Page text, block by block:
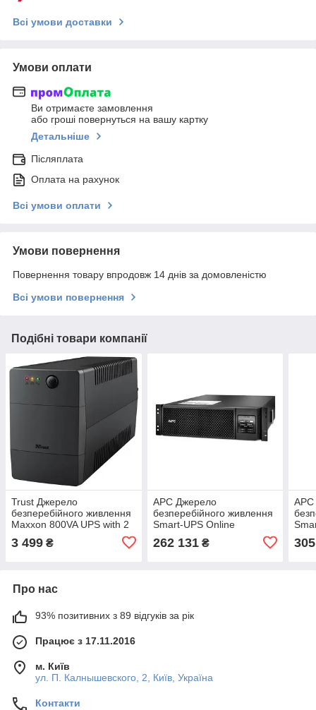
Всі умови доставки
Умови оплати
Ви отримаєте замовлення
або гроші повернуться на вашу картку
Детальніше
Післяплата
Оплата на рахунок
Всі умови оплати
Умови повернення
Повернення товару впродовж 14 днів за домовленістю
Всі умови повернення
Подібні товари компанії
Trust Джерело
безперебійного живлення
Maxxon 800VA UPS with 2
standard wall power outlets
BLACK
3 499 ₴
APC Джерело
безперебійного живлення
Smart-UPS Online
LCD, USB, RS232, 6x13,
262 131₴
Про нас
93% позитивних з 89 відгуків за рік
Працює з 17.11.2016
м. Київ
ул. П. Калнышевского, 2, Київ, Україна
Контакти